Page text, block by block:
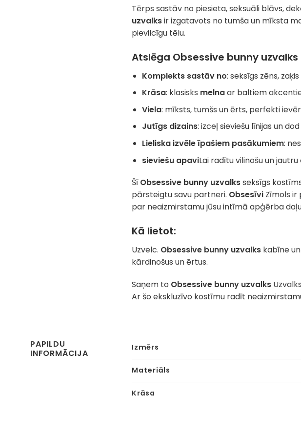
Tērps sastāv no piesieta, seksuāli blāvs,
uzvalksir izgatavots no tumša un mīksta
pievilcīgu tēlu.
Atslēga Obsessive bunny uzvalks
Komplekts sastāv no: seksīgs zēns,
Krāsa: klasisks melnaar baltiem
Viela: mīksts, tumšs un ērts, perfekti
Jutīgs dizains: izceļ sieviešu līnijas un
Lieliska izvēle īpašiem pasākumiem:
sieviešu apaviLai radītu vilinošu un
ŠīObsessive bunny uzvalksseksīgs
pārsteigtu savu partneri. Obsesīvi Zīmols ir
par neaizmirstamu jūsu intīmā apģērba
Kā lietot:
Uzvelc. Obsessive bunny uzvalks kabīne
kārdinošus un ērtus.
Saņem to Obsessive bunny uzvalks Uzvalks
Ar šo ekskluzīvo kostīmu radīt
PAPILDU
INFORMĀCIJA
Izmērs
Materiāls
Krāsa